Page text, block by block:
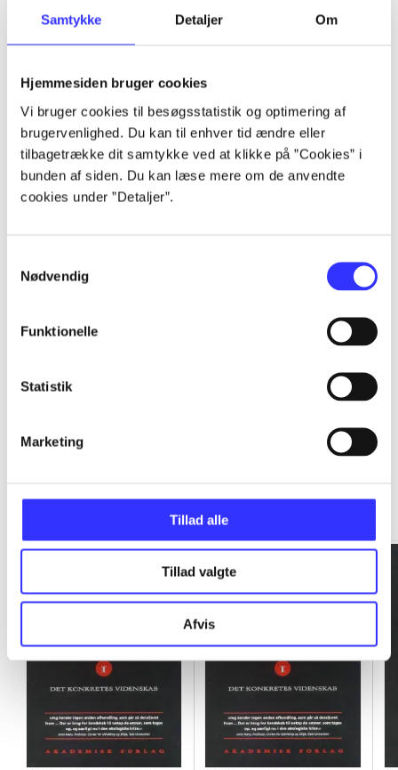
Samtykke Detaljer Om
Hjemmesiden bruger cookies
Vi bruger cookies til besøgsstatistik og optimering af
brugervenlighed. Du kan til enhver tid ændre eller
tilbagetrække dit samtykke ved at klikke på ”Cookies” i
bunden af siden. Du kan læse mere om de anvendte
cookies under ”Detaljer”.
Nødvendig
Funktionelle
Statistik
Marketing
Tillad alle
Tillad valgte
Afvis
Artikler
...
...
...
...
Gå til serien